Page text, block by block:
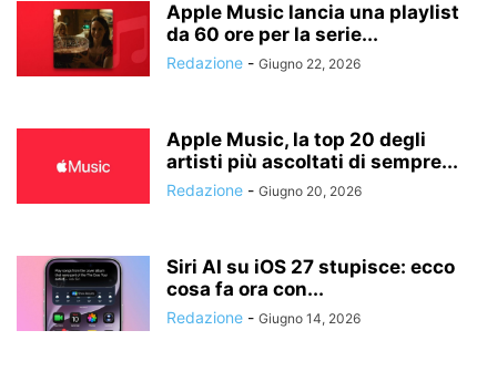
Apple Music lancia una playlist
da 60 ore per la serie...
Redazione - Giugno 22, 2026
Apple Music, la top 20 degli
artisti più ascoltati di sempre...
Redazione - Giugno 20, 2026
Siri AI su iOS 27 stupisce: ecco
cosa fa ora con...
Redazione - Giugno 14, 2026